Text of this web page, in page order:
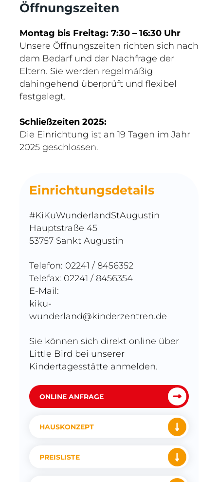
Öffnungszeiten
Montag bis Freitag: 7:30 – 16:30 Uhr
Unsere Öffnungszeiten richten sich nach
dem Bedarf und der Nachfrage der
Eltern. Sie werden regelmäßig
dahingehend überprüft und flexibel
festgelegt.
Schließzeiten 2025:
Die Einrichtung ist an 19 Tagen im Jahr
2025 geschlossen.
Einrichtungsdetails
#KiKuWunderlandStAugustin
Hauptstraße 45
53757 Sankt Augustin
Telefon: 02241 / 8456352
Telefax: 02241 / 8456354
E-Mail:
kiku-
wunderland@kinderzentren.de
Sie können sich direkt online über
Little Bird bei unserer
Kindertagesstätte anmelden.
ONLINE ANFRAGE
HAUSKONZEPT
PREISLISTE